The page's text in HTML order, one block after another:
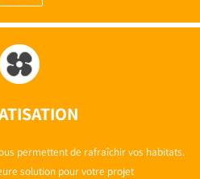
permettent de rafraîchir vos habitats.
solution pour votre projet